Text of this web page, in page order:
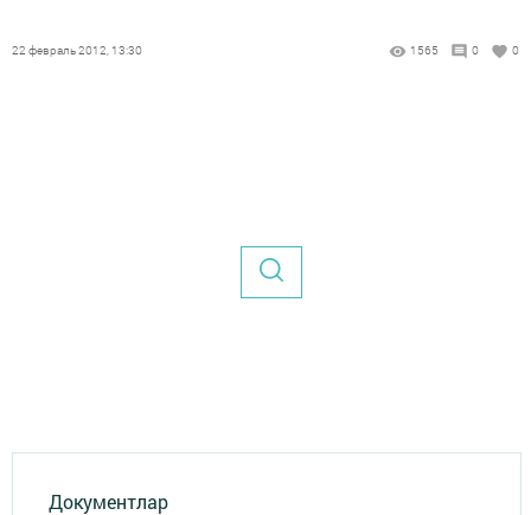
22 февраль 2012, 13:30 1565 0 0
Документлар